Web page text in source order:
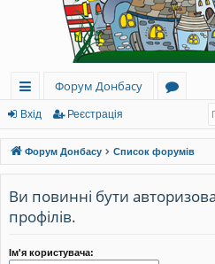
ви
дк
и
й
до
ст
Форум Донбасу
ру
м
и
Вхід Реєстрація
Форум Донбасу Список форумів
Ви повинні бути
профілів.
Ім'я користувача: